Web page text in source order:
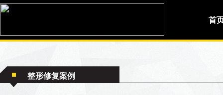
首
整形修复案例